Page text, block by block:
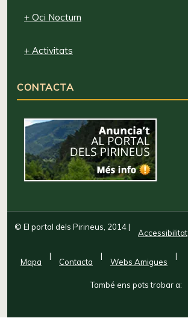
+ Oci Nocturn
+ Activitats
CONTACTA
© El portal dels Pirineus, 2014|
Accessibilitat
Mapa
|
Contacta
|
Webs Amigues
|
També ens pots trobar a: